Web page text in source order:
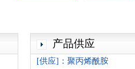
产品供应
[供应]：聚丙烯酰胺